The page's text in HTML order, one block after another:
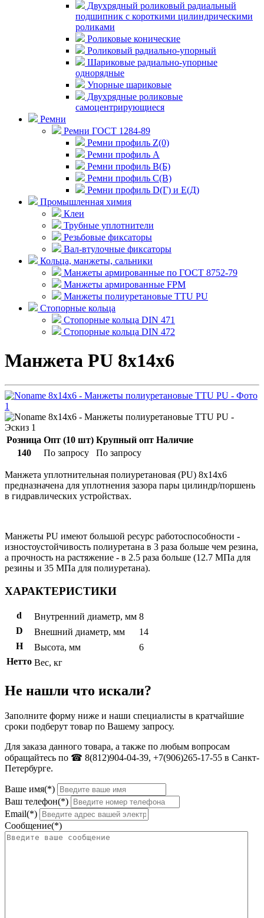
Двухрядный роликовый радиальный
подшипник с короткими цилиндрическими
роликами
Роликовые конические
Роликовый радиально-упорный
Шариковые радиально-упорные
однорядные
Упорные шариковые
Двухрядные роликовые
самоцентрирующиеся
Ремни
Ремни ГОСТ 1284-89
Ремни профиль Z(0)
Ремни профиль А
Ремни профиль В(Б)
Ремни профиль С(В)
Ремни профиль D(Г) и E(Д)
Промышленная химия
Клеи
Трубные уплотнители
Резьбовые фиксаторы
Вал-втулочные фиксаторы
Кольца, манжеты, сальники
Манжеты армированные по ГОСТ 8752-79
Манжеты армированные FPM
Манжеты полиуретановые TTU PU
Стопорные кольца
Стопорные кольца DIN 471
Стопорные кольца DIN 472
Манжета PU 8x14x6
Розница Опт (10 шт) Крупный опт Наличие
140
По запросу По запросу
Манжета уплотнительная полиуретановая (PU) 8x14x6
предназначена для уплотнения зазора пары цилиндр/поршень
в гидравлических устройствах.
Манжеты PU имеют большой ресурс работоспособности -
изностоустойчивость полиуретана в 3 раза больше чем резина,
а прочность на растяжение - в 2.5 раза больше (12.7 МПа для
резины и 35 МПа для полиуретана).
ХАРАКТЕРИСТИКИ
d Внутренний диаметр, мм 8
D
Внешний диаметр, мм
14
H
Высота, мм
6
Нетто Вес, кг
Не нашли что искали?
Заполните форму ниже и наши специалисты в кратчайшие
сроки подберут товар по Вашему запросу.
Для заказа данного товара, а также по любым вопросам
обращайтесь по ☎ 8(812)904-04-39, +7(906)265-17-55 в Санкт-
Петербурге.
Ваше имя(*)
Ваш телефон(*)
Email(*)
Сообщение(*)